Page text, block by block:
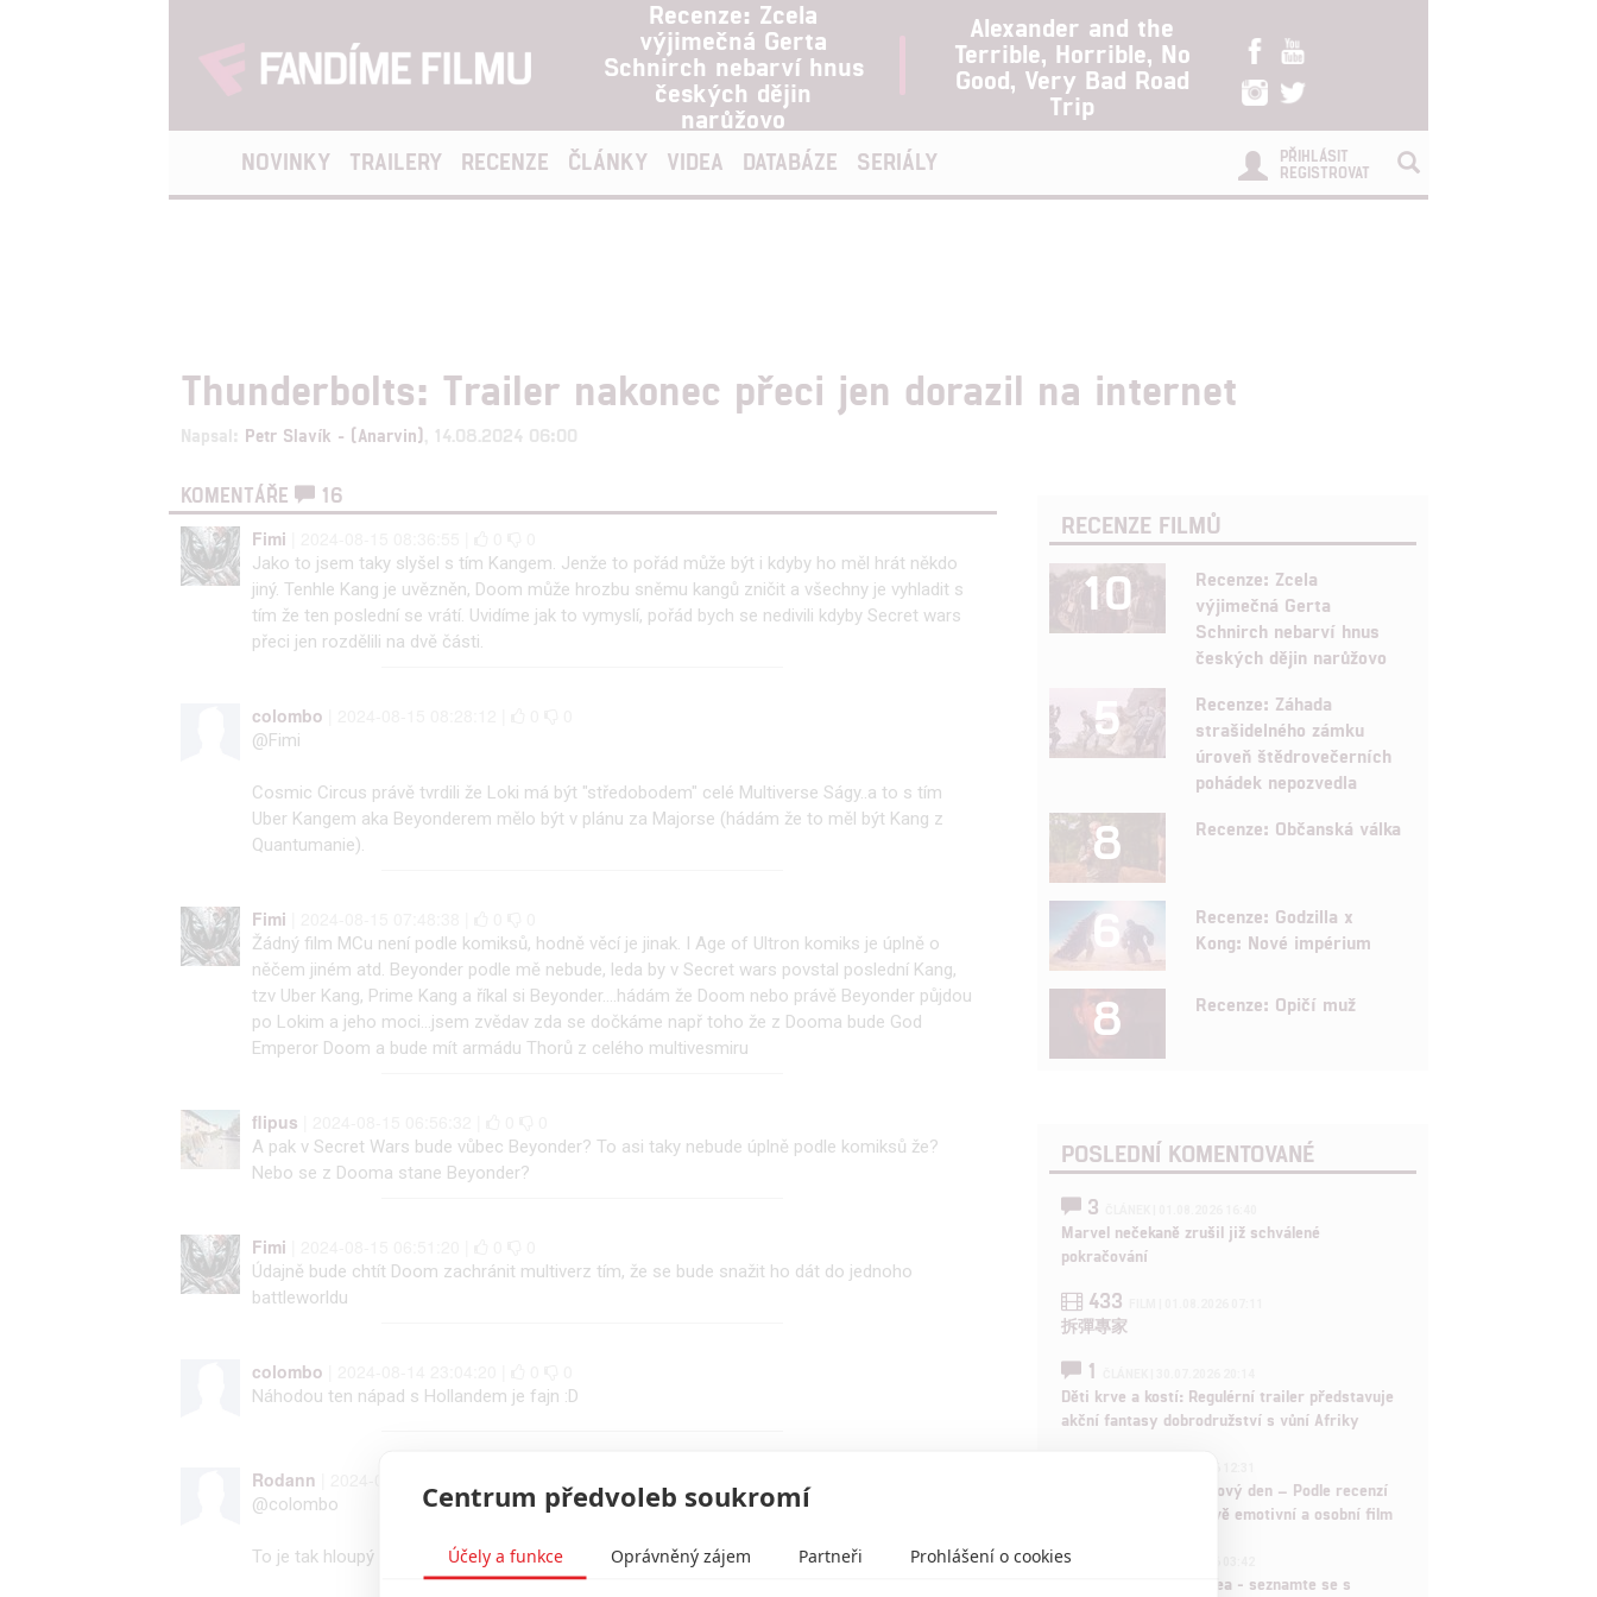
Recenze: Zcela
výjimečná Gerta
Schnirch nebarví hnus
českých dějin
narůžovo
Alexander and the
Terrible, Horrible, No
Good, Very Bad Road
Trip
NOVINKY TRAILERY RECENZE ČLÁNKY VIDEA DATABÁZE SERIÁLY
PŘIHLÁSIT
REGISTROVAT
Thunderbolts: Trailer nakonec přeci jen dorazil na internet
Napsal: Petr Slavík - (Anarvin) , 14.08.2024 06:00
KOMENTÁŘE
16
Fimi
Jako to jsem taky slyšel s tím Kangem. Jenže to pořád může být i kdyby ho měl hrát někdo
jiný. Tenhle Kang je uvězněn, Doom může hrozbu sněmu kangů zničit a všechny je vyhladit s
tím že ten poslední se vrátí. Uvidíme jak to vymyslí, pořád bych se nedivili kdyby Secret wars
přeci jen rozdělili na dvě části.
colombo
@Fimi
Cosmic Circus právě tvrdili že Loki má být "středobodem" celé Multiverse Ságy..a to s tím
Uber Kangem aka Beyonderem mělo být v plánu za Majorse (hádám že to měl být Kang z
Quantumanie).
Fimi
Žádný film MCu není podle komiksů, hodně věcí je jinak. I Age of Ultron komiks je úplně o
něčem jiném atd. Beyonder podle mě nebude, leda by v Secret wars povstal poslední Kang,
tzv Uber Kang, Prime Kang a říkal si Beyonder....hádám že Doom nebo právě Beyonder půjdou
po Lokim a jeho moci...jsem zvědav zda se dočkáme např toho že z Dooma bude God
Emperor Doom a bude mít armádu Thorů z celého multivesmiru
flipus
A pak v Secret Wars bude vůbec Beyonder? To asi taky nebude úplně podle komiksů že?
Nebo se z Dooma stane Beyonder?
Fimi
Údajně bude chtít Doom zachránit multiverz tím, že se bude snažit ho dát do jednoho
battleworldu
colombo
Náhodou ten nápad s Hollandem je fajn :D
Rodann
@colombo
To je tak hloupý na tolika rovinách, že to asi nemá cenu komentovat. xD
RECENZE FILMŮ
10
Recenze: Zcela
výjimečná Gerta
Schnirch nebarví hnus
českých dějin narůžovo
5
Recenze: Záhada
strašidelného zámku
úroveň štědrovečerních
pohádek nepozvedla
8 Recenze: Občanská válka
6
Recenze: Godzilla x
Kong: Nové impérium
8 Recenze: Opičí muž
POSLEDNÍ KOMENTOVANÉ
3
Marvel nečekaně zrušil již schválené
pokračování
433
拆彈專家
1
Děti krve a kostí: Regulérní trailer představuje
akční fantasy dobrodružství s vůní Afriky
Spider-Man: Zbrusu nový den – Podle recenzí
máme čekat překvapivě emotivní a osobní film
Velké preview: Odyssea - seznamte se s
Centrum předvoleb soukromí
Účely a funkce Oprávněný zájem Partneři Prohlášení o cookies